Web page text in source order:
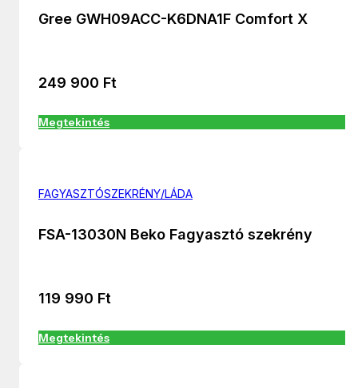
Gree GWH09ACC-K6DNA1F Comfort X
249 900 Ft
Megtekintés
FAGYASZTÓSZEKRÉNY/LÁDA
FSA-13030N Beko Fagyasztó szekrény
119 990 Ft
Megtekintés